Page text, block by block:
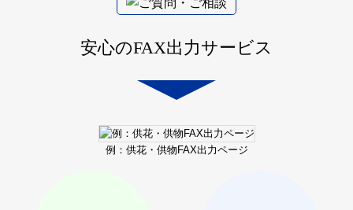
安心のFAX出力サービス
例：供花・供物 FAX出力ページ